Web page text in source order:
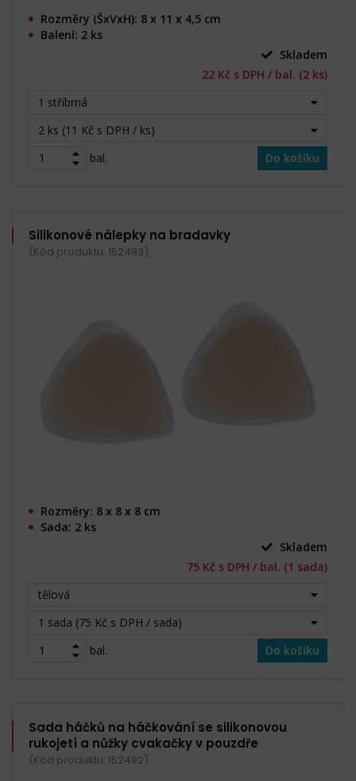
Rozměry (ŠxVxH): 8 x 11 x 4,5 cm
Balení: 2 ks
Skladem
22 Kč s DPH / bal. (2 ks)
1 stříbrná
2 ks (11 Kč s DPH / ks)
bal.
Do košíku
Silikonové nálepky na bradavky
(Kód produktu: 152493)
Rozměry: 8 x 8 x 8 cm
Sada: 2 ks
Skladem
75 Kč s DPH / bal. (1 sada)
tělová
1 sada (75 Kč s DPH / sada)
bal.
Do košíku
Sada háčků na háčkování se silikonovou
rukojetí a nůžky cvakačky v pouzdře
(Kód produktu: 152492)